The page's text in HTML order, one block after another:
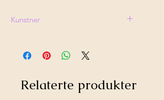
Kunstner
Relaterte produkter